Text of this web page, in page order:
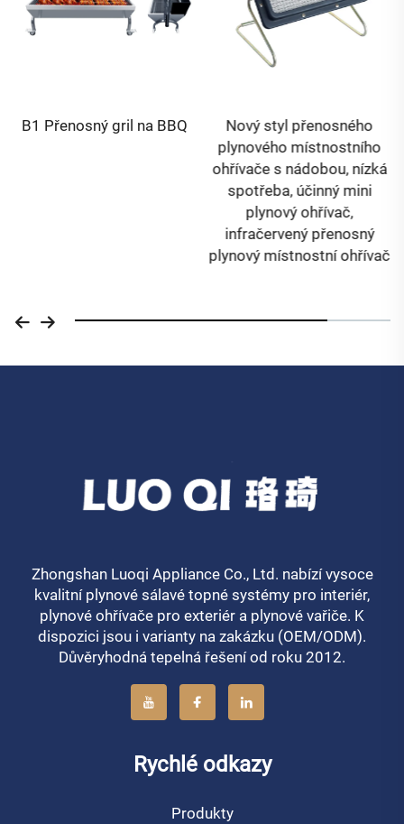
B1 Přenosný gril na BBQ
Nový styl přenosného
plynového místnostního
ohřívače s nádobou, nízká
spotřeba, účinný mini
plynový ohřívač,
infračervený přenosný
plynový místnostní ohřívač
Zhongshan Luoqi Appliance Co., Ltd. nabízí vysoce
kvalitní plynové sálavé topné systémy pro interiér,
plynové ohřívače pro exteriér a plynové vařiče. K
dispozici jsou i varianty na zakázku (OEM/ODM).
Důvěryhodná tepelná řešení od roku 2012.
Rychlé odkazy
Produkty